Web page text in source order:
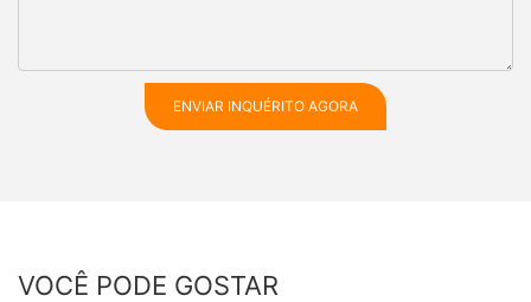
ENVIAR INQUÉRITO AGORA
VOCÊ PODE GOSTAR